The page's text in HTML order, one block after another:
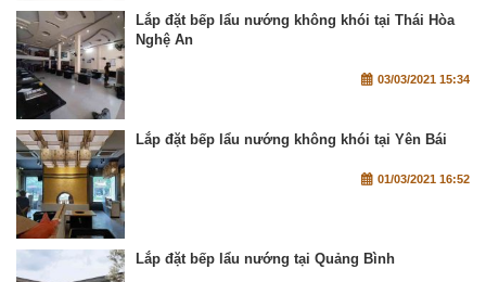
Lắp đặt bếp lẩu nướng không khói tại Thái Hòa
Nghệ An
03/03/2021 15:34
Lắp đặt bếp lẩu nướng không khói tại Yên Bái
01/03/2021 16:52
Lắp đặt bếp lẩu nướng tại Quảng Bình